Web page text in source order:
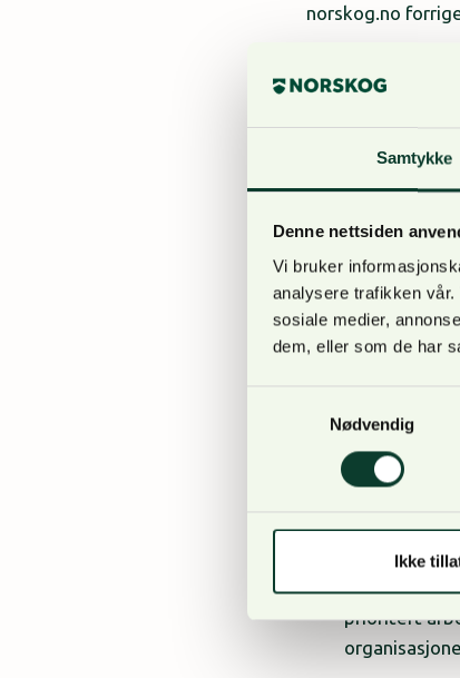
Samtykke
Denne nettsiden
Vi bruker
analysere trafikken
sosiale medier,
dem, eller som de har
Nødvendig
Ikke
norskog.no
– Vi vet at
uttalt målsetting
viktig for at vi
Har du lyst til å gi
inn)
Mer
som en del av
Dette er nytt på
Struktur:
annet
prioritert